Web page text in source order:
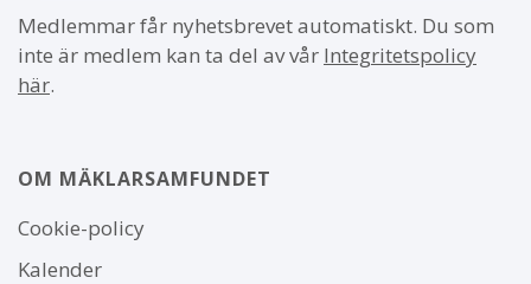
Medlemmar får nyhetsbrevet automatiskt. Du som
inte är medlem kan ta del av vår Integritetspolicy
här.
OM MÄKLARSAMFUNDET
Om
webbplatsen
Cookie-policy
Kalender